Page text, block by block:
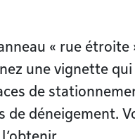
« rue étroite
une vignette qui
de
de déneigement.